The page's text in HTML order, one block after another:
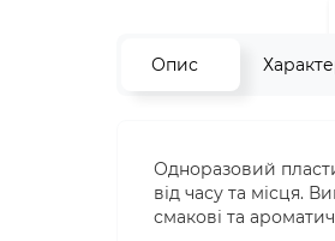
Опис
Одноразовий
від часу та місця.
смакові та